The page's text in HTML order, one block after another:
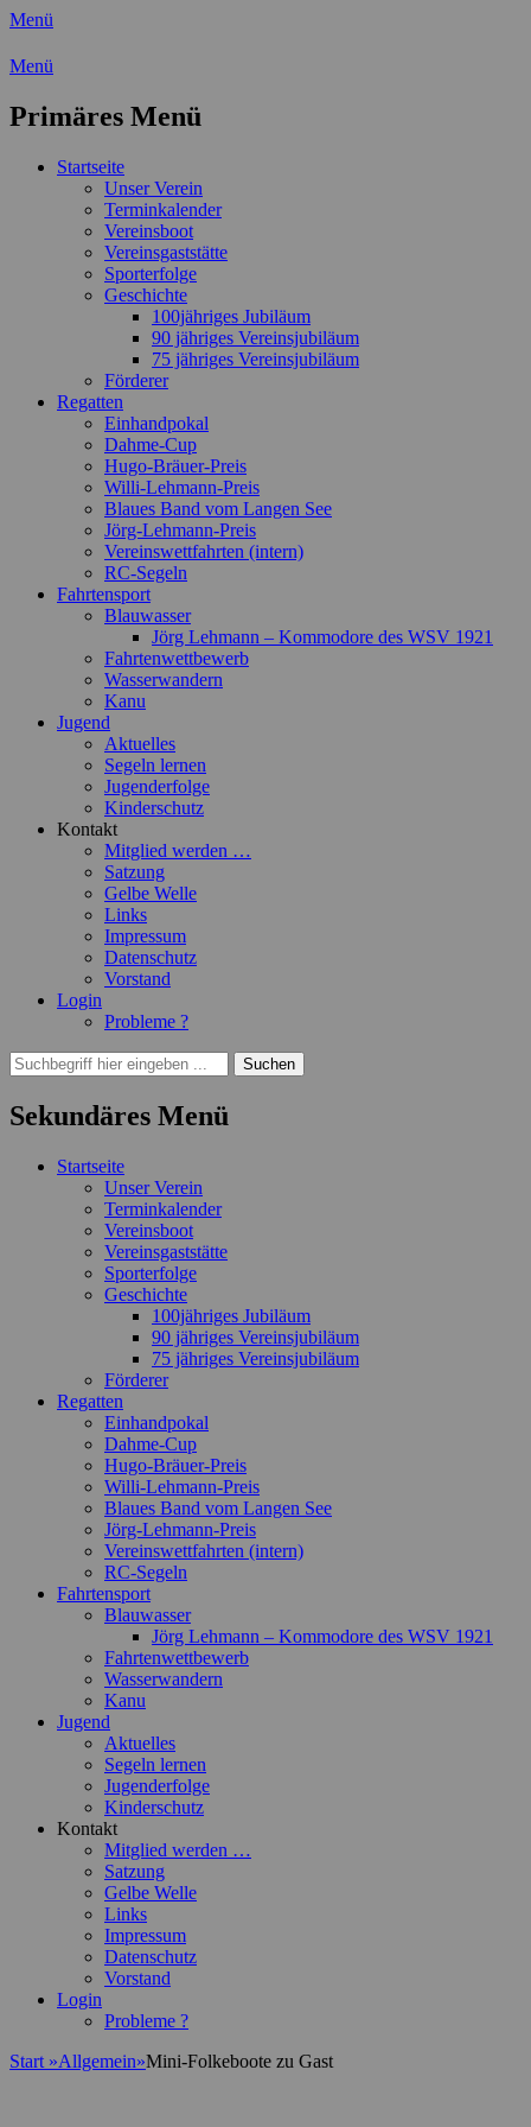
Menü
Wassersport-Verein 1921 e.V.
Freizeit mit der ganzen Familie
Menü
Primäres Menü
Zum
Startseite
Unser Verein
Terminkalender
Vereinsboot
Vereinsgaststätte
Sporterfolge
Geschichte
100jähriges Jubiläum
90 jähriges Vereinsjubiläum
75 jähriges Vereinsjubiläum
Förderer
Regatten
Einhandpokal
Dahme-Cup
Hugo-Bräuer-Preis
Willi-Lehmann-Preis
Blaues Band vom Langen See
Jörg-Lehmann-Preis
Vereinswettfahrten (intern)
RC-Segeln
Fahrtensport
Blauwasser
Jörg Lehmann – Kommodore des WSV 1921
Fahrtenwettbewerb
Wasserwandern
Kanu
Jugend
Aktuelles
Segeln lernen
Jugenderfolge
Kinderschutz
Kontakt
Mitglied werden …
Satzung
Gelbe Welle
Links
Impressum
Datenschutz
Vorstand
Login
Probleme ?
Suchen
Suchen
nach:
Sekundäres Menü
Zum
Startseite
Unser Verein
Terminkalender
Vereinsboot
Vereinsgaststätte
Sporterfolge
Geschichte
100jähriges Jubiläum
90 jähriges Vereinsjubiläum
75 jähriges Vereinsjubiläum
Förderer
Regatten
Einhandpokal
Dahme-Cup
Hugo-Bräuer-Preis
Willi-Lehmann-Preis
Blaues Band vom Langen See
Jörg-Lehmann-Preis
Vereinswettfahrten (intern)
RC-Segeln
Fahrtensport
Blauwasser
Jörg Lehmann – Kommodore des WSV 1921
Fahrtenwettbewerb
Wasserwandern
Kanu
Jugend
Aktuelles
Segeln lernen
Jugenderfolge
Kinderschutz
Kontakt
Mitglied werden …
Satzung
Gelbe Welle
Links
Impressum
Datenschutz
Vorstand
Login
Probleme ?
Start »Allgemein»Mini-Folkeboote zu Gast